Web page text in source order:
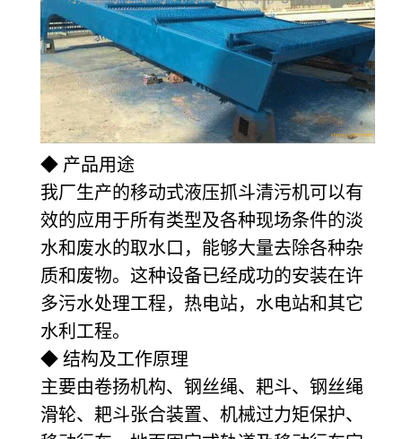
◆ 产品用途
我厂生产的移动式液压抓斗清污机可以有
效的应用于所有类型及各种现场条件的淡
水和废水的取水口，能够大量去除各种杂
质和废物。这种设备已经成功的安装在许
多污水处理工程，热电站，水电站和其它
水利工程。
◆ 结构及工作原理
主要由卷扬机构、钢丝绳、耙斗、钢丝绳
滑轮、耙斗张合装置、机械过力矩保护、